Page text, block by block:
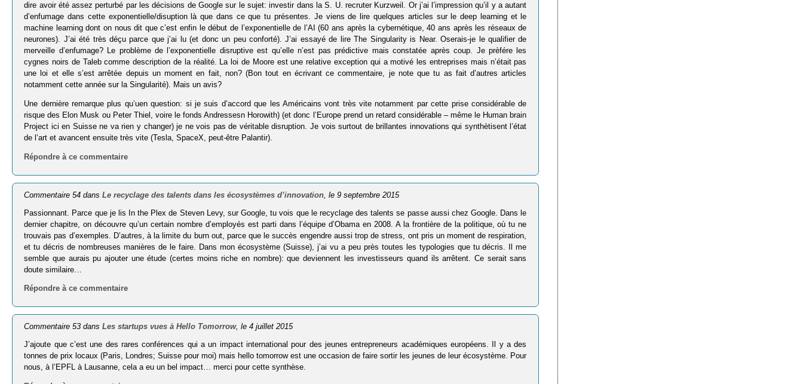
dire avoir été assez perturbé par les décisions de Google sur le sujet: investir dans la S. U. recruter Kurzweil. Or j’ai l’impression qu’il y a autant
d’enfumage dans cette exponentielle/disuption là que dans ce que tu présentes. Je viens de lire quelques articles sur le deep learning et le
machine learning dont on nous dit que c’est enfin le début de l’exponentielle de l’AI (60 ans après la cybernétique, 40 ans après les réseaux de
neurones). J’ai été très déçu parce que j’ai lu (et donc un peu conforté). J’ai essayé de lire The Singularity is Near. Oserais-je le qualifier de
merveille d’enfumage? Le problème de l’exponentielle disruptive est qu’elle n’est pas prédictive mais constatée après coup. Je prèfére les
cygnes noirs de Taleb comme description de la réalité. La loi de Moore est une relative exception qui a motivé les entreprises mais n’était pas
une loi et elle s’est arrêtée depuis un moment en fait, non? (Bon tout en écrivant ce commentaire, je note que tu as fait d’autres articles
notamment cette année sur la Singularité). Mais un avis?
Une dernière remarque plus qu’uen question: si je suis d’accord que les Américains vont très vite notamment par cette prise considérable de
risque des Elon Musk ou Peter Thiel, voire le fonds Andressesn Horowith) (et donc l’Europe prend un retard considérable – même le Human brain
Project ici en Suisse ne va rien y changer) je ne vois pas de véritable disruption. Je vois surtout de brillantes innovations qui synthètisent l’état
de l’art et avancent ensuite très vite (Tesla, SpaceX, peut-être Palantir).
Répondre à ce commentaire
Commentaire 54 dansLe recyclage des talents dans les écosystèmes d’innovation , le 9 septembre 2015
Passionnant. Parce que je lis In the Plex de Steven Levy, sur Google, tu vois que le recyclage des talents se passe aussi chez Google. Dans le
dernier chapitre, on découvre qu’un certain nombre d’employés est parti dans l’équipe d’Obama en 2008. A la frontière de la politique, où tu ne
trouvais pas d’exemples. D’autres, à la limite du burn out, parce que le succès engendre aussi trop de stress, ont pris un moment de respiration,
et tu décris de nombreuses manières de le faire. Dans mon écosystème (Suisse), j’ai vu a peu près toutes les typologies que tu décris. Il me
semble que aurais pu ajouter une étude (certes moins riche en nombre): que deviennent les investisseurs quand ils arrêtent. Ce serait sans
doute similaire…
Répondre à ce commentaire
Commentaire 53 dansLes startups vues à Hello Tomorrow, le 4 juillet 2015
J’ajoute que c’est une des rares conférences qui a un impact international pour des jeunes entrepreneurs académiques européens. Il y a des
tonnes de prix locaux (Paris, Londres; Suisse pour moi) mais hello tomorrow est une occasion de faire sortir les jeunes de leur écosystème. Pour
nous, à l’EPFL à Lausanne, cela a eu un bel impact… merci pour cette synthèse.